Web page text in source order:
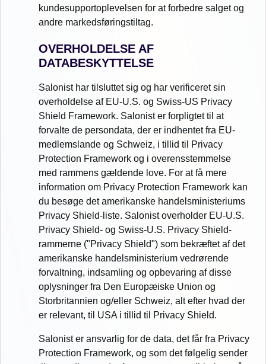
kundesupportoplevelsen for at forbedre salget og
andre markedsføringstiltag.
OVERHOLDELSE AF
DATABESKYTTELSE
Salonist har tilsluttet sig og har verificeret sin
overholdelse af EU-U.S. og Swiss-US Privacy
Shield Framework. Salonist er forpligtet til at
forvalte de persondata, der er indhentet fra EU-
medlemslande og Schweiz, i tillid til Privacy
Protection Framework og i overensstemmelse
med rammens gældende love. For at få mere
information om Privacy Protection Framework kan
du besøge det amerikanske handelsministeriums
Privacy Shield-liste. Salonist overholder EU-U.S.
Privacy Shield- og Swiss-U.S. Privacy Shield-
rammerne ("Privacy Shield") som bekræftet af det
amerikanske handelsministerium vedrørende
forvaltning, indsamling og opbevaring af disse
oplysninger fra Den Europæiske Union og
Storbritannien og/eller Schweiz, alt efter hvad der
er relevant, til USA i tillid til Privacy Shield.
Salonist er ansvarlig for de data, det får fra Privacy
Protection Framework, og som det følgelig sender